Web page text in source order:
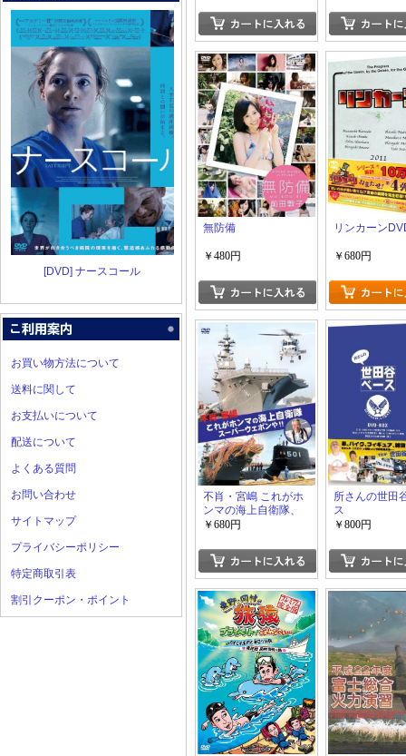
[DVD] ナースコール
お買い物方法について
送料に関して
お支払いについて
配送について
よくある質問
お問い合わせ
サイトマップ
プライバシーポリシー
特定商取引表
割引クーポン・ポイント
無防備
￥480円
リンカーン
￥680円
不肖・宮嶋 これがホ
ンマの海上自衛隊、
スーパーウェポンや!!
￥680円
所さんの世田
ス
￥800円